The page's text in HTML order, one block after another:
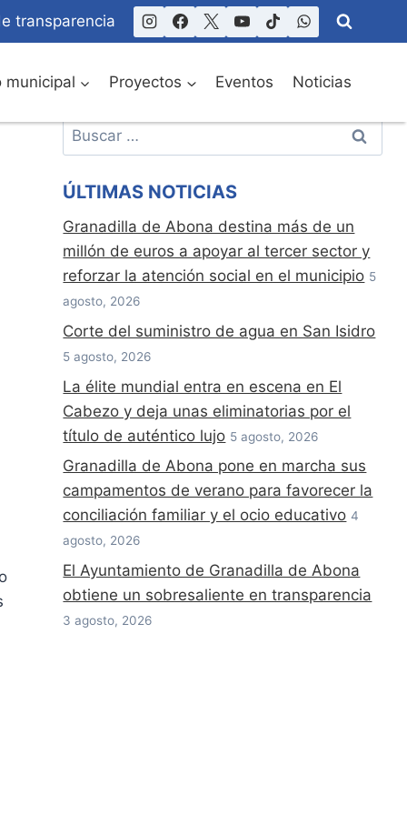
transparencia
municipal Proyectos Eventos Noticias
Buscar:
ÚLTIMAS NOTICIAS
Granadilla de Abona destina más de un
millón de euros a apoyar al tercer sector y
reforzar la atención social en el municipio 5
agosto, 2026
Corte del suministro de agua en San Isidro
5 agosto, 2026
La élite mundial entra en escena en El
Cabezo y deja unas eliminatorias por el
título de auténtico lujo 5 agosto, 2026
Granadilla de Abona pone en marcha sus
campamentos de verano para favorecer la
conciliación familiar y el ocio educativo 4
agosto, 2026
El Ayuntamiento de Granadilla de Abona
obtiene un sobresaliente en transparencia
3 agosto, 2026